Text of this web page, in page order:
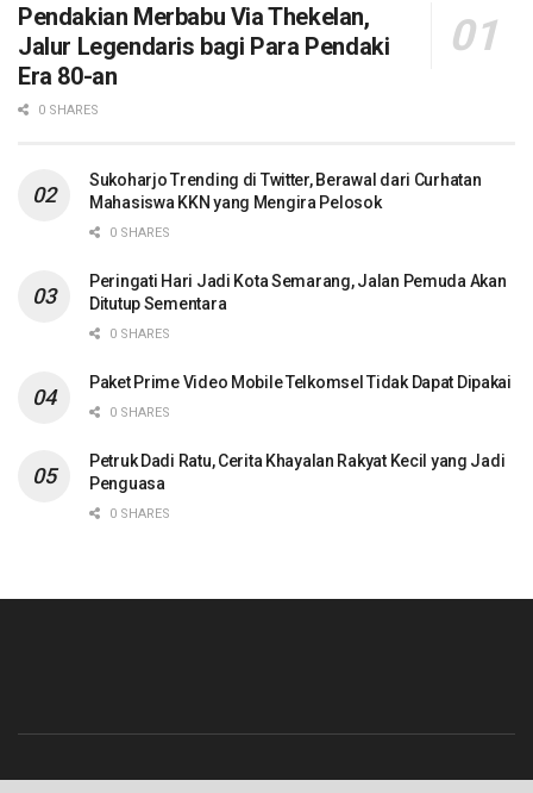
Pendakian Merbabu Via Thekelan,
Jalur Legendaris bagi Para Pendaki
Era 80-an
0 SHARES
Sukoharjo Trending di Twitter, Berawal dari Curhatan
Mahasiswa KKN yang Mengira Pelosok
0 SHARES
Peringati Hari Jadi Kota Semarang, Jalan Pemuda Akan
Ditutup Sementara
0 SHARES
Paket Prime Video Mobile Telkomsel Tidak Dapat Dipakai
0 SHARES
Petruk Dadi Ratu, Cerita Khayalan Rakyat Kecil yang Jadi
Penguasa
0 SHARES